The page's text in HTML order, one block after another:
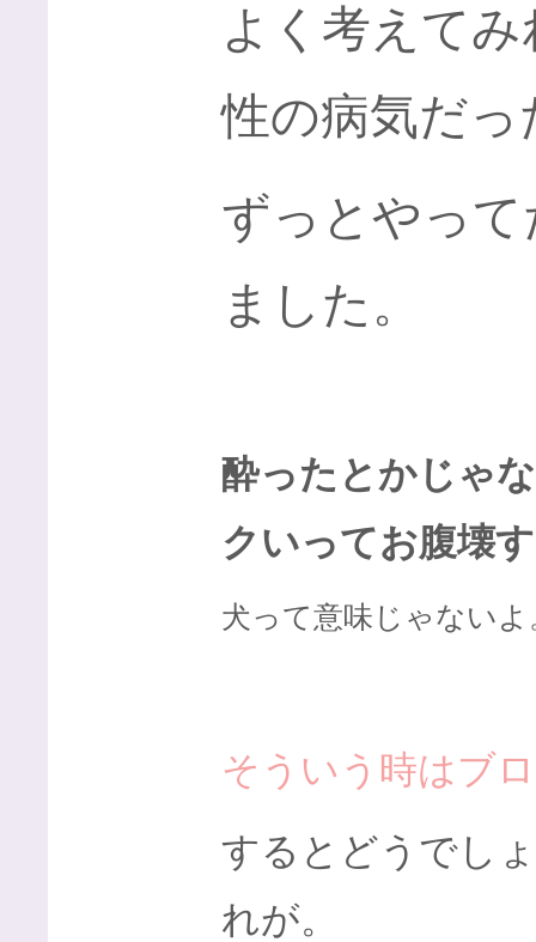
よく考えて
性の病気だっ
ずっとやっ
ました。
酔ったとかじゃ
クいってお腹壊
犬って意味じゃないよ
そういう時はブ
するとどうでし
れが。